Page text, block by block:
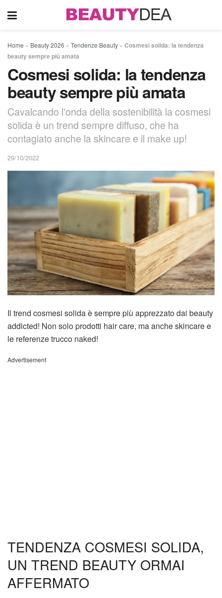
Home » Beauty 2026 » Tendenze Beauty » Cosmesi solida: la tendenza
beauty sempre più amata
Cosmesi solida: la tendenza
beauty sempre più amata
Cavalcando l'onda della sostenibilità la cosmesi
solida è un trend sempre diffuso, che ha
contagiato anche la skincare e il make up!
29/10/2022
Il trend cosmesi solida è sempre più apprezzato dai beauty
addicted! Non solo prodotti hair care, ma anche skincare e
le referenze trucco naked!
Advertisement
TENDENZA COSMESI SOLIDA,
UN TREND BEAUTY ORMAI
AFFERMATO